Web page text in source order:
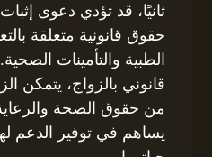
ثانيًا، قد تؤدي دعوى
حقوق قانونية متعلقة
الطبية والتأمينات
قانوني بالزواج، يتمكن
من حقوق الصحة والرعاية
يساهم في توفير الدعم